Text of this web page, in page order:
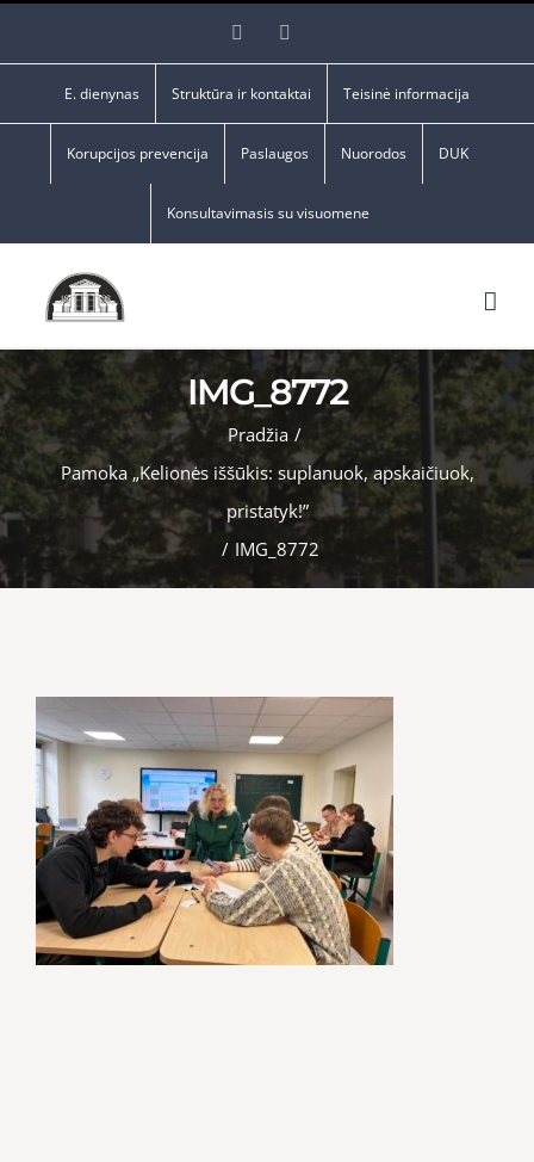
Facebook
E. dienynas Struktūra ir kontaktai Teisinė informacija
Korupcijos prevencija Paslaugos Nuorodos DUK
Konsultavimasis su visuomene
IMG_8772
Pradžia /
Pamoka „Kelionės iššūkis: suplanuok, apskaičiuok,
pristatyk!”
/ IMG_8772